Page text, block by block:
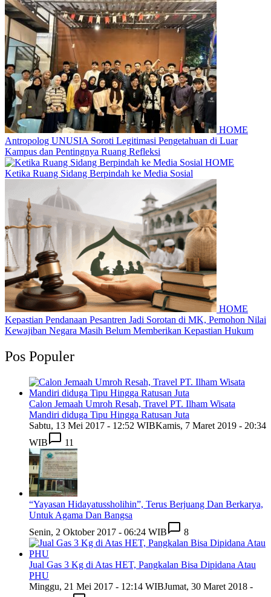
HOME
Antropolog UNUSIA Soroti Legitimasi Pengetahuan di Luar
Kampus dan Pentingnya Ruang Refleksi
HOME
Ketika Ruang Sidang Berpindah ke Media Sosial
HOME
Kepastian Pendanaan Pesantren Jadi Sorotan di MK, Pemohon Nilai
Kewajiban Negara Masih Belum Memberikan Kepastian Hukum
Pos Populer
Calon Jemaah Umroh Resah, Travel PT. Ilham Wisata
Mandiri diduga Tipu Hingga Ratusan Juta
Sabtu, 13 Mei 2017 - 12:52 WIBKamis, 7 Maret 2019 - 20:34
WIB
11
“Yayasan Hidayatussholihin”, Terus Berjuang Dan Berkarya,
Untuk Agama Dan Bangsa
Senin, 2 Oktober 2017 - 06:24 WIB
8
Jual Gas 3 Kg di Atas HET, Pangkalan Bisa Dipidana Atau
PHU
Minggu, 21 Mei 2017 - 12:14 WIBJumat, 30 Maret 2018 -